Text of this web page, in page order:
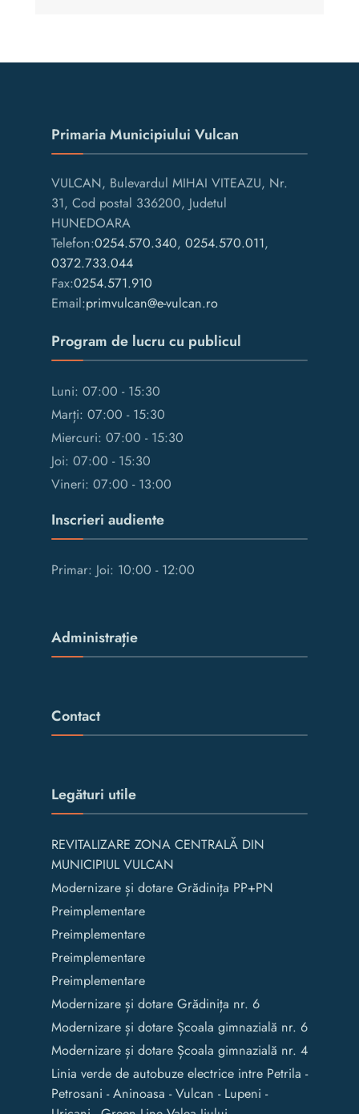
Primaria Municipiului Vulcan
VULCAN, Bulevardul MIHAI VITEAZU, Nr.
31, Cod postal 336200, Judetul
HUNEDOARA
Telefon:0254.570.340, 0254.570.011,
0372.733.044
Fax:0254.571.910
Email:primvulcan@e-vulcan.ro
Program de lucru cu publicul
Luni: 07:00 - 15:30
Marți: 07:00 - 15:30
Miercuri: 07:00 - 15:30
Joi: 07:00 - 15:30
Vineri: 07:00 - 13:00
Inscrieri audiente
Primar: Joi: 10:00 - 12:00
Administrație
Contact
Legături utile
REVITALIZARE ZONA CENTRALĂ DIN
MUNICIPIUL VULCAN
Modernizare și dotare Grădinița PP+PN
Preimplementare
Preimplementare
Preimplementare
Preimplementare
Modernizare și dotare Grădinița nr. 6
Modernizare și dotare Școala gimnazială nr. 6
Modernizare și dotare Școala gimnazială nr. 4
Linia verde de autobuze electrice intre Petrila -
Petrosani - Aninoasa - Vulcan - Lupeni -